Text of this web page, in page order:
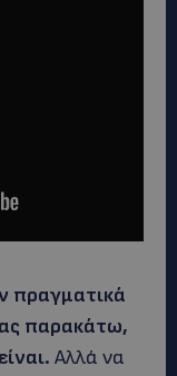
πραγματικά
παρακάτω,
Αλλά να